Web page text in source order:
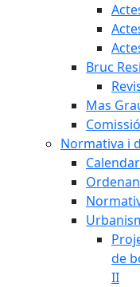
Bruc
Mas
Normativa i
de
II